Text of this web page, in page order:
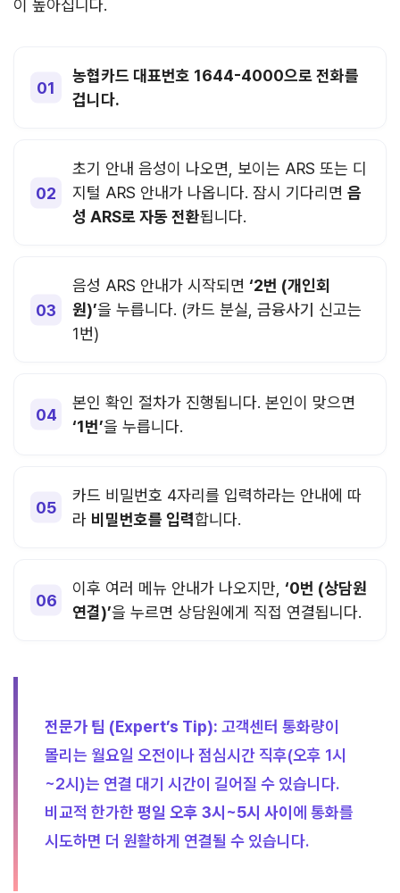
이 높아집니다.
농협카드 대표번호 1644-4000으로 전화를
겁니다.
초기 안내 음성이 나오면, 보이는 ARS 또는 디
지털 ARS 안내가 나옵니다. 잠시 기다리면 음
성 ARS로 자동 전환됩니다.
음성 ARS 안내가 시작되면 ‘2번 (개인회
원)’을 누릅니다. (카드 분실, 금융사기
신고는
1번)
본인 확인 절차가 진행됩니다. 본인이 맞으면
‘1번’을 누릅니다.
카드 비밀번호 4자리를 입력하라는 안내에 따
라 비밀번호를 입력합니다.
이후 여러 메뉴 안내가 나오지만, ‘0번 (상담원
연결)’을 누르면 상담원에게 직접 연결됩니다.
전문가 팁 (Expert’s Tip): 고객센터 통화량이
몰리는 월요일 오전이나 점심시간 직후(오후 1시
~2시)는 연결 대기 시간이 길어질 수 있습니다.
비교적 한가한 평일 오후 3시~5시 사이 에 통화를
시도하면 더 원활하게 연결될 수 있습니다.